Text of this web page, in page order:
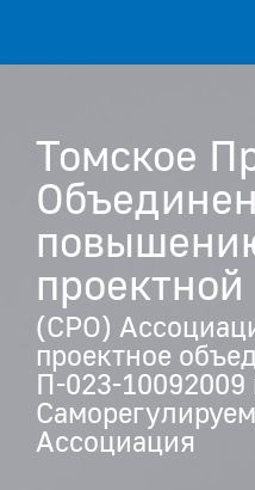
Томское
(СРО)
проектное
П-023-10092009
Ассоциация